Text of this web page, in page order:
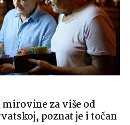
za više od
poznat je i točan